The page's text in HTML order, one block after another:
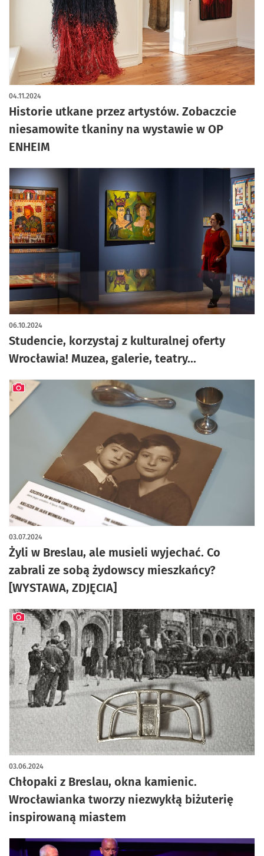
Historie utkane przez artystów. Zobaczcie
niesamowite tkaniny na wystawie w OP
ENHEIM
04.11.2024
artykuł z galerią zdjęć
Studencie, korzystaj z kulturalnej oferty
Wrocławia! Muzea, galerie, teatry...
06.10.2024
Żyli w Breslau, ale musieli wyjechać. Co
zabrali ze sobą żydowscy mieszkańcy?
[WYSTAWA, ZDJĘCIA]
03.07.2024
artykuł z galerią zdjęć
Chłopaki z Breslau, okna kamienic.
Wrocławianka tworzy niezwykłą biżuterię
inspirowaną miastem
03.06.2024
artykuł z galerią zdjęć